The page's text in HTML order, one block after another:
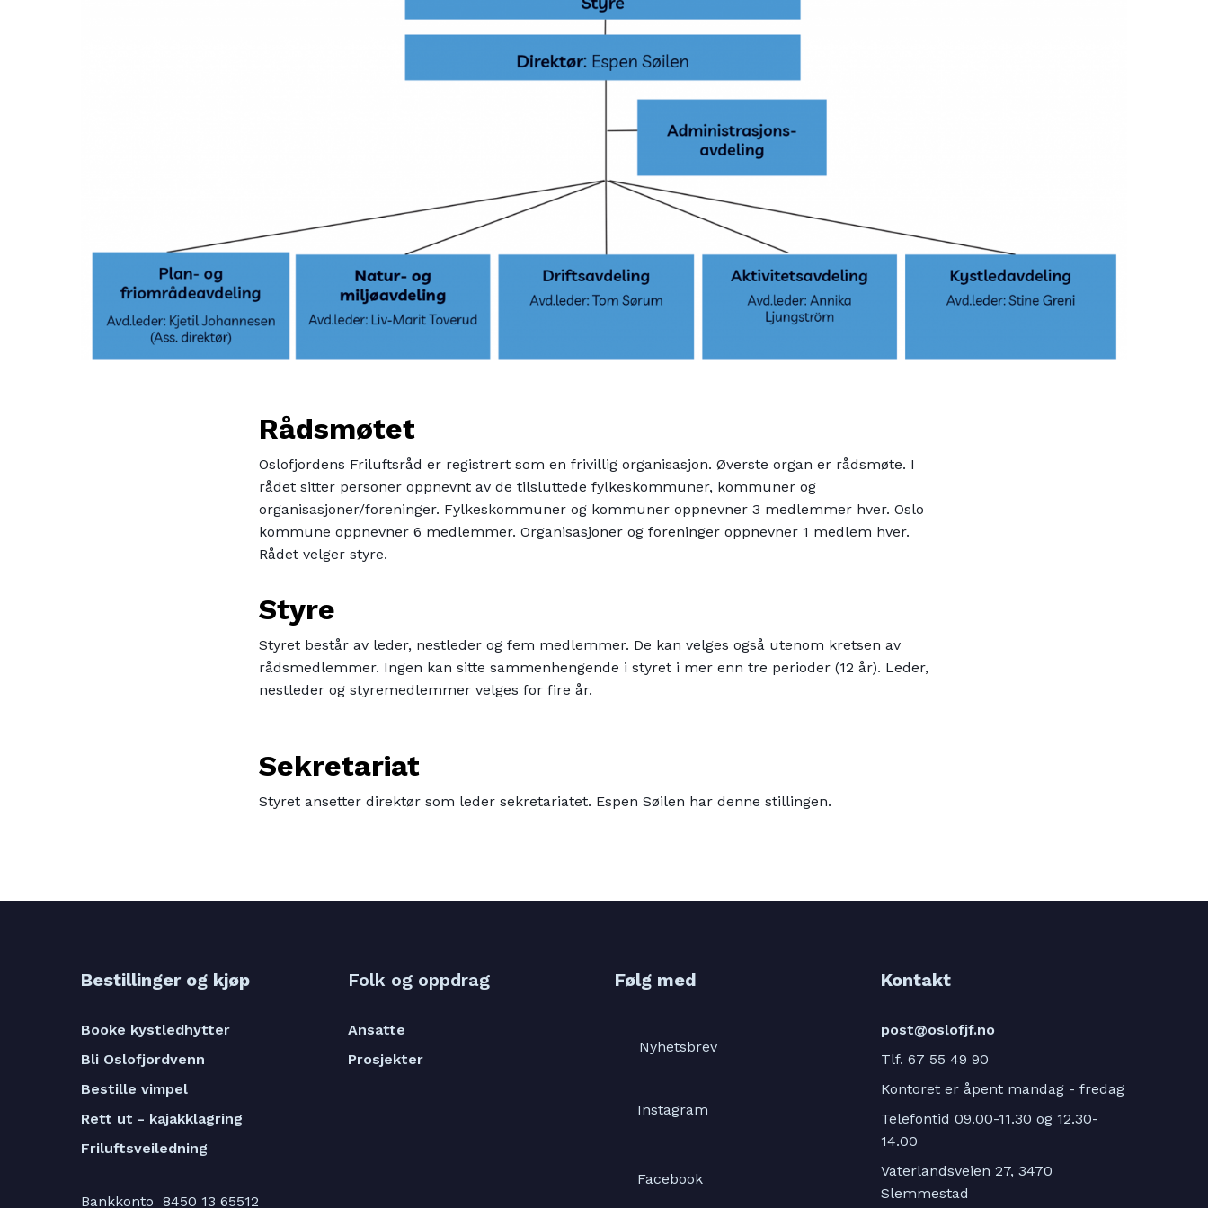
Rådsmøtet
Oslofjordens Friluftsråd er registrert som en frivillig organisasjon. Øverste organ er rådsmøte. I
rådet sitter personer oppnevnt av de tilsluttede fylkeskommuner, kommuner og
organisasjoner/foreninger. Fylkeskommuner og kommuner oppnevner 3 medlemmer hver. Oslo
kommune oppnevner 6 medlemmer. Organisasjoner og foreninger oppnevner 1 medlem hver.
Rådet velger styre.
Styre
Styret består av leder, nestleder og fem medlemmer. De kan velges også utenom kretsen av
rådsmedlemmer. Ingen kan sitte sammenhengende i styret i mer enn tre perioder (12 år). Leder,
nestleder og styremedlemmer velges for fire år.
Sekretariat
Styret ansetter direktør som leder sekretariatet. Espen Søilen har denne stillingen.
Bestillinger og kjøp
Booke kystledhytter
Bli Oslofjordvenn
Bestille vimpel
Rett ut - kajakklagring
Friluftsveiledning
Bankkonto 8450 13 65512
Folk og oppdrag
Ansatte
Prosjekter
Følg med
Nyhetsbrev
Instagram
Facebook
Kontakt
post@oslofjf.no
Tlf. 67 55 49 90
Kontoret er åpent mandag - fredag
Telefontid 09.00-11.30 og 12.30-
14.00
Vaterlandsveien 27, 3470
Slemmestad